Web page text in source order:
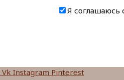
Я соглашаюсь
Vk Instagram Pinterest